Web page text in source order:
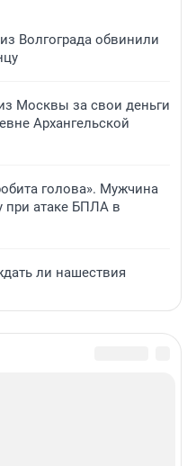
Волгограда обвинили
Москвы за свои деньги
Архангельской
голова». Мужчина
при атаке БПЛА в
ли нашествия